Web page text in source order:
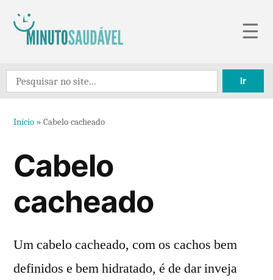
Pular
para
conteúdo
☰
Search
for:
Início » Cabelo cacheado
Cabelo
cacheado
Um cabelo cacheado, com os cachos bem
definidos e bem hidratado, é de dar inveja